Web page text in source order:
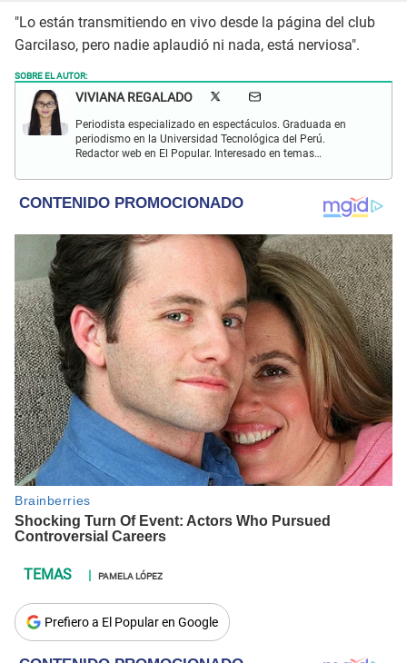
"Lo están transmitiendo en vivo desde la página del club
Garcilaso, pero nadie aplaudió ni nada, está nerviosa".
SOBRE EL AUTOR:
VIVIANA REGALADO
Periodista especializado en espectáculos. Graduada en
periodismo en la Universidad Tecnológica del Perú.
Redactor web en El Popular. Interesado en temas
y crónicas.
PAMELA LÓPEZ
Prefiero a El Popular en Google